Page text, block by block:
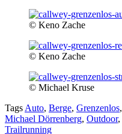
© Keno Za­che
© Keno Za­che
© Michael Kruse
Tags Auto, Berge, Grenzenlos,
Michael Dörrenberg, Outdoor,
Trailrunning